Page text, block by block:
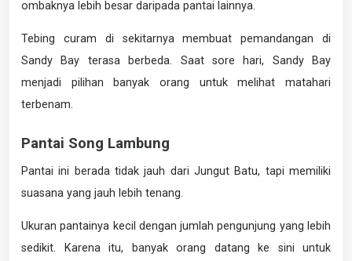
ombaknya lebih besar daripada pantai lainnya.
Tebing curam di sekitarnya membuat pemandangan di
Sandy Bay terasa berbeda. Saat sore hari, Sandy Bay
menjadi pilihan banyak orang untuk melihat matahari
terbenam.
Pantai Song Lambung
Pantai ini berada tidak jauh dari Jungut Batu, tapi memiliki
suasana yang jauh lebih tenang.
Ukuran pantainya kecil dengan jumlah pengunjung yang lebih
sedikit. Karena itu, banyak orang datang ke sini untuk